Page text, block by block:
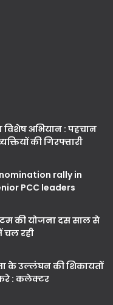
अभियान : पहचान
की गिरफ्तारी
rally in
PCC leaders
की योजना दस साल से
चल रही
के उल्लंघन की शिकायतों
करे : कलेक्टर